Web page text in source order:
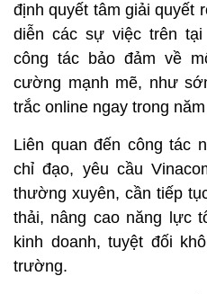
định quyết tâm giải quyết
diễn các sự việc trên
công tác bảo đảm về
cường mạnh mẽ, như
trắc online ngay trong
Liên quan đến công tác
chỉ đạo, yêu cầu
thường xuyên, cần tiếp
thải, nâng cao năng lực
kinh doanh, tuyệt đối
trường.